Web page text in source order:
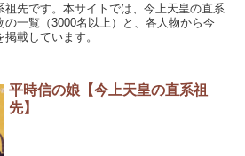
先です。本サイトでは、今上天皇の直系
一覧（3000名以上）と、各人物から今
載しています。
平時信の娘【今上天皇の直系祖
先】